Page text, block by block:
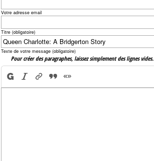
Votre adresse email
Titre (obligatoire)
Texte de votre message (obligatoire)
Pour créer des paragraphes, laissez simplement des lignes vides.